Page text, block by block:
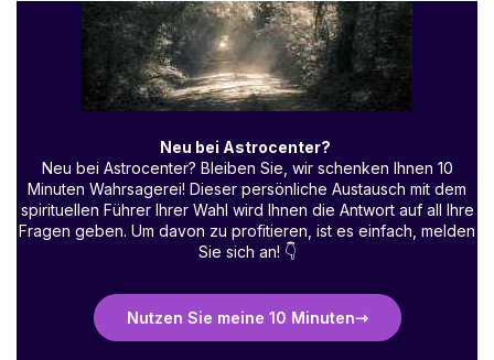
Neu bei Astrocenter?
Neu bei Astrocenter? Bleiben Sie, wir schenken Ihnen 10
Minuten Wahrsagerei! Dieser persönliche Austausch mit dem
spirituellen Führer Ihrer Wahl wird Ihnen die Antwort auf all Ihre
Fragen geben. Um davon zu profitieren, ist es einfach, melden
Sie sich an! 👇
Nutzen Sie meine 10 Minuten